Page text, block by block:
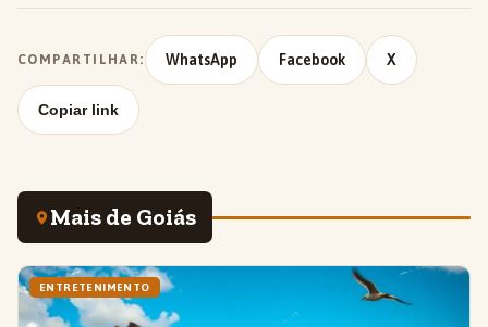
COMPARTILHAR: WhatsApp Facebook X
Copiar link
Mais de Goiás
ENTRETENIMENTO